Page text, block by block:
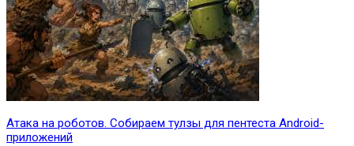
Атака на роботов. Собираем тулзы для пентеста Android-
приложений